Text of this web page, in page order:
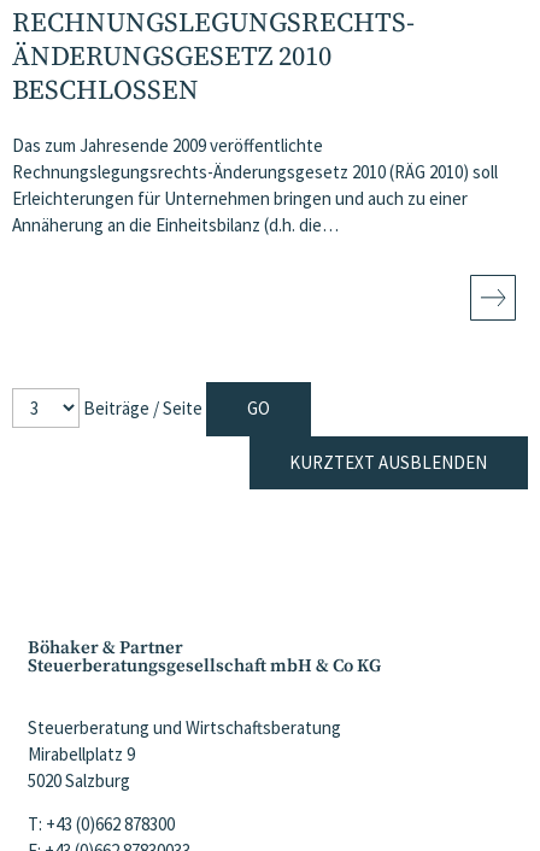
RECHNUNGSLEGUNGSRECHTS-
ÄNDERUNGSGESETZ 2010
BESCHLOSSEN
Das zum Jahresende 2009 veröffentlichte
Rechnungslegungsrechts-Änderungsgesetz 2010 (RÄG 2010) soll
Erleichterungen für Unternehmen bringen und auch zu einer
Annäherung an die Einheitsbilanz (d.h. die…
Beiträge / Seite
KURZTEXT AUSBLENDEN
Böhaker & Partner
Steuerberatungsgesellschaft mbH & Co KG
Steuerberatung und Wirtschaftsberatung
Mirabellplatz 9
5020 Salzburg
T: +43 (0)662 878300